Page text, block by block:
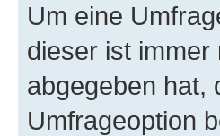
Um eine
dieser ist immer
abgegeben hat,
Umfrageoption